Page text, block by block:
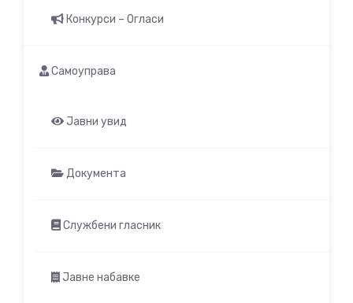
Конкурси – Огласи
Самоуправа
Јавни увид
Документа
Службени гласник
Јавне набавке